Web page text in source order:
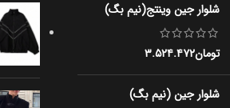
شلوار جین وینتج(نیم بگ)
تومان۳.۵۲۴.۴۷۲
شلوار جین (نیم بگ)